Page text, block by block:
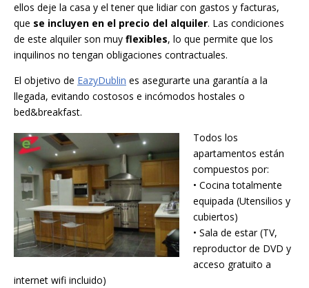
ellos deje la casa y el tener que lidiar con gastos y facturas,
que se incluyen en el precio del alquiler. Las condiciones
de este alquiler son muy flexibles, lo que permite que los
inquilinos no tengan obligaciones contractuales.
El objetivo de EazyDublin es asegurarte una garantía a la
llegada, evitando costosos e incómodos hostales o
bed&breakfast.
Todos los
apartamentos están
compuestos por:
• Cocina totalmente
equipada (Utensilios y
cubiertos)
• Sala de estar (TV,
reproductor de DVD y
acceso gratuito a
internet wifi incluido)